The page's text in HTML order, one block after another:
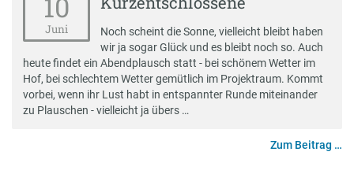
Juni
Noch scheint die Sonne, vielleicht bleibt haben
wir ja sogar Glück und es bleibt noch so. Auch
heute findet ein Abendplausch statt - bei schönem Wetter im
Hof, bei schlechtem Wetter gemütlich im Projektraum. Kommt
vorbei, wenn ihr Lust habt in entspannter Runde miteinander
zu Plauschen - vielleicht ja übers …
Zum Beitrag …